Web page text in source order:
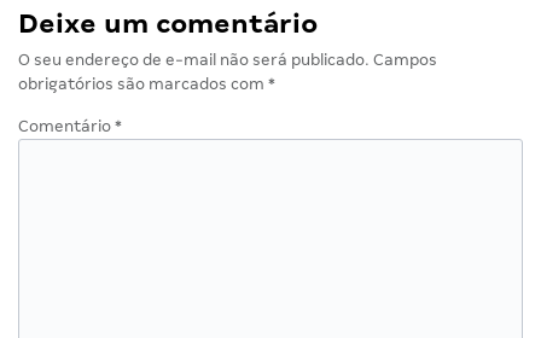
Deixe um comentário
O seu endereço de e-mail não será publicado. Campos
obrigatórios são marcados com *
Comentário *